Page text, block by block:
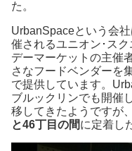
た。
UrbanSpaceという会
催されるユニオン･ス
デーマーケットの主催
さなフードベンダーを
で提供しています。
ブルックリンでも開催
移してきたようですが
と46丁目の間に定着し